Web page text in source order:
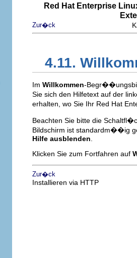
Red Hat Enterprise
Zur�ck
4.11.
Im Willkommen-
Sie sich den Hilfetext auf der
erhalten, wo Sie Ihr Red Hat
Beachten Sie bitte die
Bildschirm ist standardm��ig
Hilfe ausblenden
Klicken Sie zum Fortfahren auf
Zur�ck
Installieren via HTTP